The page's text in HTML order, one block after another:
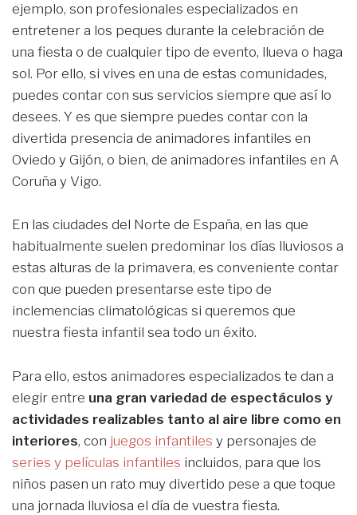
ejemplo, son profesionales especializados en
entretener a los peques durante la celebración de
una fiesta o de cualquier tipo de evento, llueva o haga
sol. Por ello, si vives en una de estas comunidades,
puedes contar con sus servicios siempre que así lo
desees. Y es que siempre puedes contar con la
divertida presencia de animadores infantiles en
Oviedo y Gijón, o bien, de animadores infantiles en A
Coruña y Vigo.
En las ciudades del Norte de España, en las que
habitualmente suelen predominar los días lluviosos a
estas alturas de la primavera, es conveniente contar
con que pueden presentarse este tipo de
inclemencias climatológicas si queremos que
nuestra fiesta infantil sea todo un éxito.
Para ello, estos animadores especializados te dan a
elegir entre una gran variedad de espectáculos y
actividades realizables tanto al aire libre como en
interiores, con juegos infantiles y personajes de
series y películas infantiles incluidos, para que los
niños pasen un rato muy divertido pese a que toque
una jornada lluviosa el día de vuestra fiesta.